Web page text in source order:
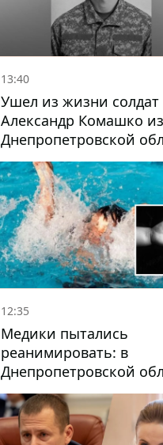
13:40
Ушел из жизни солдат
Александр Комашко из
Днепропетровской
12:35
Медики пытались
реанимировать: в
Днепропетровской
двухлетний мальчик
в бассейне